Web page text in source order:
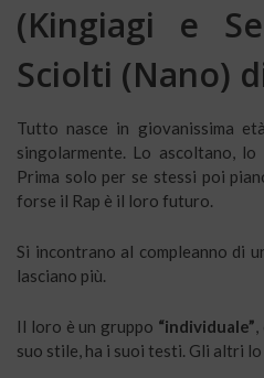
(Kingiagi e
Sciolti (Nano)
Tutto nasce in giovanissima
singolarmente. Lo ascoltano,
Prima solo per se stessi poi
forse il Rap è il loro futuro.
Si incontrano al compleanno di
lasciano più.
Il loro è un gruppo “individuale”
suo stile, ha i suoi testi. Gli altri lo